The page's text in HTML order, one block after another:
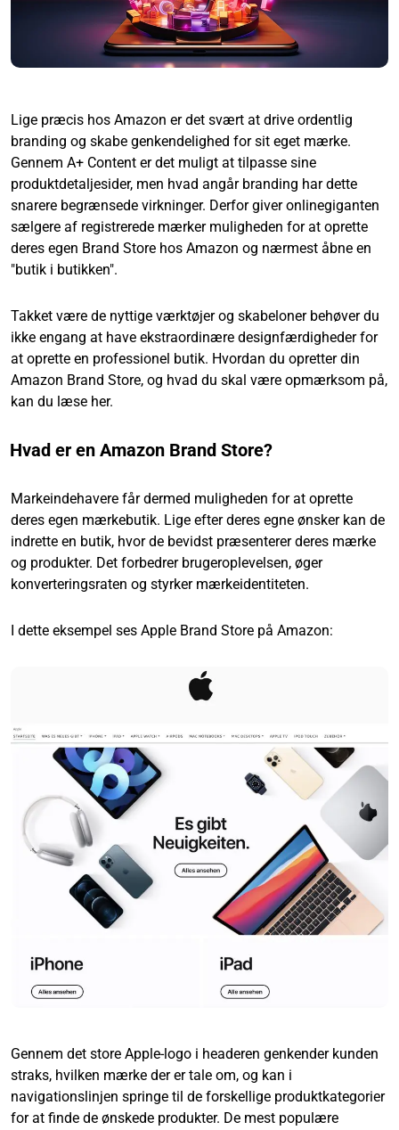
Lige præcis hos Amazon er det svært at drive ordentlig
branding og skabe genkendelighed for sit eget mærke.
Gennem A+ Content er det muligt at tilpasse sine
produktdetaljesider, men hvad angår branding har dette
snarere begrænsede virkninger. Derfor giver onlinegiganten
sælgere af registrerede mærker muligheden for at oprette
deres egen Brand Store hos Amazon og nærmest åbne en
"butik i butikken".
Takket være de nyttige værktøjer og skabeloner behøver du
ikke engang at have ekstraordinære designfærdigheder for
at oprette en professionel butik. Hvordan du opretter din
Amazon Brand Store, og hvad du skal være opmærksom på,
kan du læse her.
Hvad er en Amazon Brand Store?
Markeindehavere får dermed muligheden for at oprette
deres egen mærkebutik. Lige efter deres egne ønsker kan de
indrette en butik, hvor de bevidst præsenterer deres mærke
og produkter. Det forbedrer brugeroplevelsen, øger
konverteringsraten og styrker mærkeidentiteten.
I dette eksempel ses Apple Brand Store på Amazon:
Gennem det store Apple-logo i headeren genkender kunden
straks, hvilken mærke der er tale om, og kan i
navigationslinjen springe til de forskellige produktkategorier
for at finde de ønskede produkter. De mest populære